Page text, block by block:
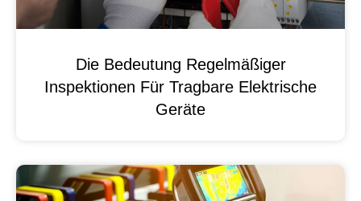
Die Bedeutung Regelmäßiger
Inspektionen Für Tragbare Elektrische
Geräte